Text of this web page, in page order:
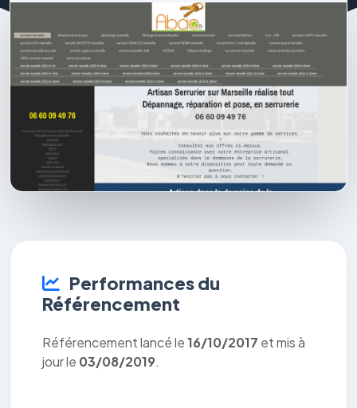
Performances du
Référencement
Référencement lancé le16/10/2017 et mis à
jour le 03/08/2019.